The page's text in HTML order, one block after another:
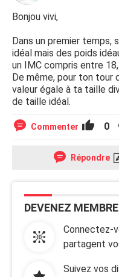
Bonjou vivi,
Dans un premier temps,
idéal mais des poids
un IMC compris entre
De même, pour ton tour
valeur égale à ta taille
de taille idéal.
Commenter 0
Répondre
DEVENEZ
Connectez-
partagent
Suivez vos